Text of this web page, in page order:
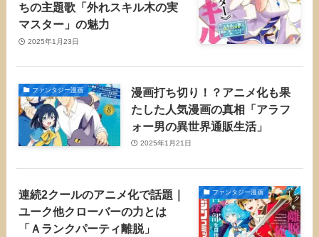
ちの主題歌「外れスキル木の実
マスター」の魅力
2025年1月23日
ファンタジー漫画
漫画打ち切り！？アニメ化も果
たした人気漫画の真相「アラフ
ォー男の異世界通販生活」
2025年1月21日
ファンタジー漫画
連続2クールのアニメ化で話題｜
ユーク他クローバーの力とは
「Ａランクパーティ離脱」